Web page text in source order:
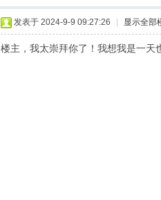
发表于 2024-9-9 09:27:26 显示全部
楼主，我太崇拜你了！我想我是一